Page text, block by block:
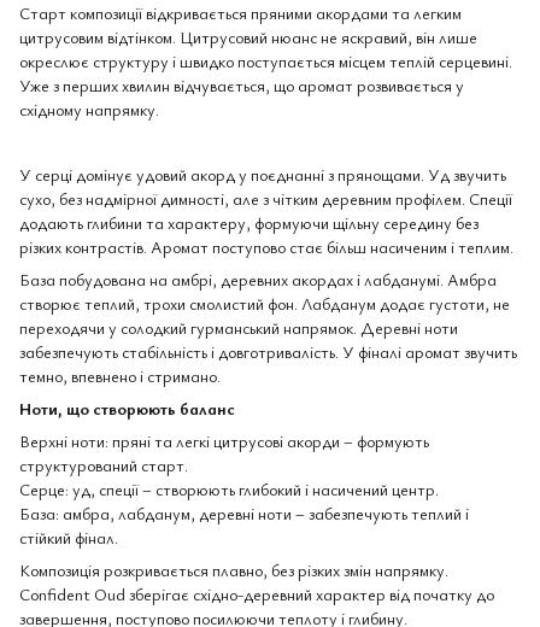
Старт композиції відкривається пряними акордами та легким
цитрусовим відтінком. Цитрусовий нюанс не яскравий, він лише
окреслює структуру і швидко поступається місцем теплій серцевині.
Уже з перших хвилин відчувається, що аромат розвивається у
східному напрямку.
У серці домінує удовий акорд у поєднанні з прянощами. Уд звучить
сухо, без надмірної димності, але з чітким деревним профілем. Спеції
додають глибини та характеру, формуючи щільну середину без
різких контрастів. Аромат поступово стає більш насиченим і теплим.
База побудована на амбрі, деревних акордах і лабданумі. Амбра
створює теплий, трохи смолистий фон. Лабданум додає густоти, не
переходячи у солодкий гурманський напрямок. Деревні ноти
забезпечують стабільність і довготривалість. У фіналі аромат звучить
темно, впевнено і стримано.
Ноти, що створюють баланс
Верхні ноти: пряні та легкі цитрусові акорди – формують
структурований старт.
Серце: уд, спеції – створюють глибокий і насичений центр.
База: амбра, лабданум, деревні ноти – забезпечують теплий і
стійкий фінал.
Композиція розкривається плавно, без різких змін напрямку.
Confident Oud зберігає східно-деревний характер від початку до
завершення, поступово посилюючи теплоту і глибину.